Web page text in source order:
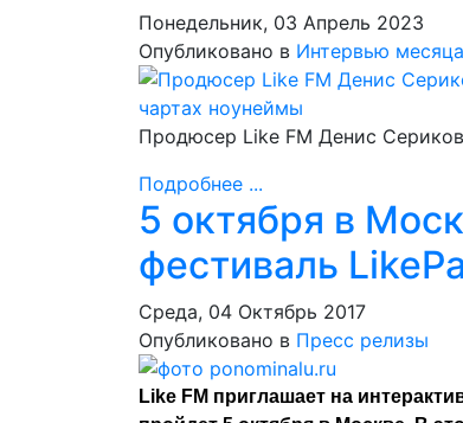
Понедельник, 03 Апрель 2023
Опубликовано в Интервью месяца
Продюсер Like FM Денис
Подробнее ...
5 октября в
фестиваль
Среда, 04 Октябрь 2017
Опубликовано в Пресс релизы
Like FM приглашает на